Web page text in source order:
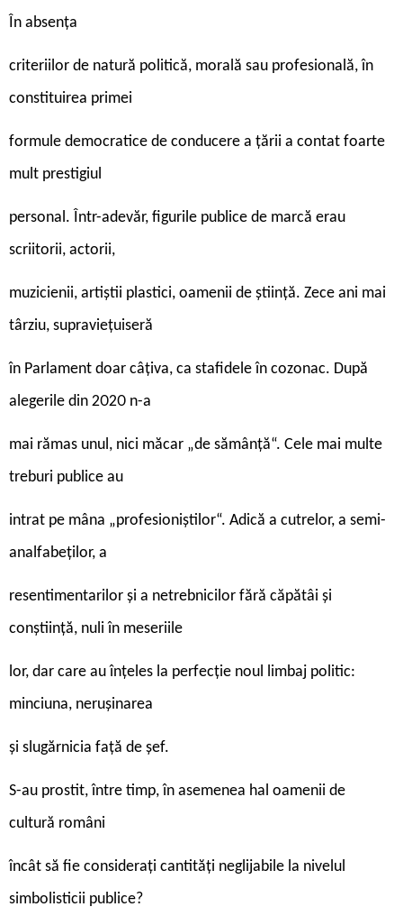
În absența
criteriilor de natură politică, morală sau profesională, în
constituirea primei
formule democratice de conducere a țării a contat foarte
mult prestigiul
personal. Într-adevăr, figurile publice de marcă erau
scriitorii, actorii,
muzicienii, artiștii plastici, oamenii de știință. Zece ani mai
târziu, supraviețuiseră
în Parlament doar câțiva, ca stafidele în cozonac. După
alegerile din 2020 n-a
mai rămas unul, nici măcar „de sămânță“. Cele mai multe
treburi publice au
intrat pe mâna „profesioniștilor“. Adică a cutrelor, a semi-
analfabeților, a
resentimentarilor și a netrebnicilor fără căpătâi și
conștiință, nuli în meseriile
lor, dar care au înțeles la perfecție noul limbaj politic:
minciuna, nerușinarea
și slugărnicia față de șef.
S-au prostit, între timp, în asemenea hal oamenii de
cultură români
încât să fie considerați cantități neglijabile la nivelul
simbolisticii publice?